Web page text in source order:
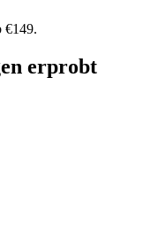
€149.
erprobt